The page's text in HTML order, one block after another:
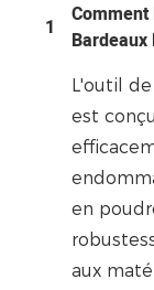
1
Comment
Bardeaux
L'outil
est
en
aux